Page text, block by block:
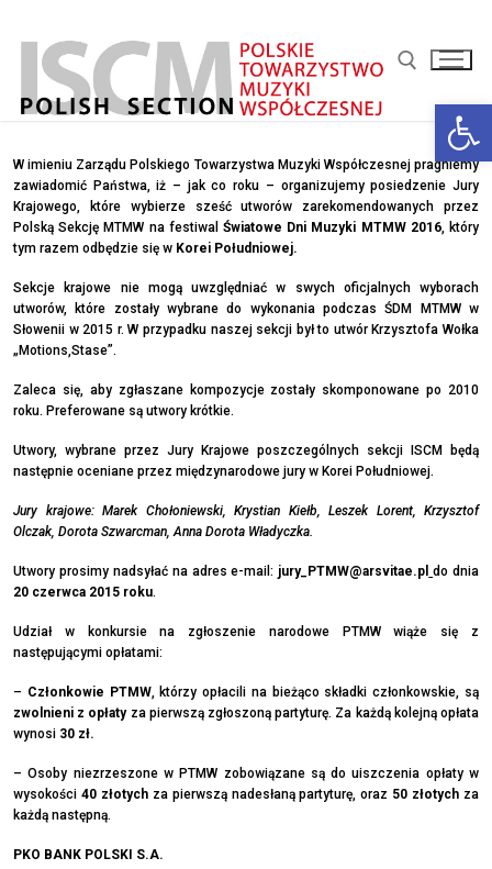
W imieniu Zarządu Polskiego Towarzystwa Muzyki Współczesnej pragniemy
zawiadomić Państwa, iż – jak co roku – organizujemy posiedzenie Jury
Krajowego, które wybierze sześć utworów zarekomendowanych przez
Polską Sekcję MTMW na festiwal Światowe Dni Muzyki MTMW 2016, który
tym razem odbędzie się w Korei Południowej.
Sekcje krajowe nie mogą uwzględniać w swych oficjalnych wyborach
utworów, które zostały wybrane do wykonania podczas ŚDM MTMW w
Słowenii w 2015 r. W przypadku naszej sekcji był to utwór Krzysztofa Wołka
„Motions,Stase”.
Zaleca się, aby zgłaszane kompozycje zostały skomponowane po 2010
roku. Preferowane są utwory krótkie.
Utwory, wybrane przez Jury Krajowe poszczególnych sekcji ISCM będą
następnie oceniane przez międzynarodowe jury w Korei Południowej.
Jury krajowe:Marek Chołoniewski, Krystian Kiełb, Leszek Lorent, Krzysztof
Olczak, Dorota Szwarcman, Anna Dorota Władyczka.
Utwory prosimy nadsyłać na adres e-mail: jury_PTMW@arsvitae.pl do dnia
20 czerwca 2015 roku.
Udział w konkursie na zgłoszenie narodowe PTMW wiąże się z
następującymi opłatami:
– Członkowie PTMW, którzy opłacili na bieżąco składki członkowskie, są
zwolnieni z opłatyza pierwszą zgłoszoną partyturę. Za każdą kolejną opłata
wynosi 30 zł.
– Osoby niezrzeszone w PTMW zobowiązane są do uiszczenia opłaty w
wysokości 40 złotychza pierwszą nadesłaną partyturę, oraz 50 złotych za
każdą następną.
PKO BANK POLSKI S.A.